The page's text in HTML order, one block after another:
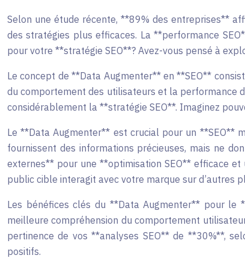
Selon une étude récente, **89% des entreprises**
des stratégies plus efficaces. La **performance
pour votre **stratégie SEO**? Avez-vous pensé à
Le concept de **Data Augmenter** en **SEO**
du comportement des utilisateurs et la performance
considérablement la **stratégie SEO**. Imaginez
Le **Data Augmenter** est crucial pour un **SEO**
fournissent des informations précieuses, mais ne
externes** pour une **optimisation SEO** efficace
public cible interagit avec votre marque sur d’autres
Les bénéfices clés du **Data Augmenter** pour le
meilleure compréhension du comportement
pertinence de vos **analyses SEO** de **30%**,
positifs.